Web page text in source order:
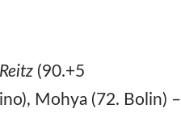
Reitz (90.+5
Mohya (72. Bolin) –